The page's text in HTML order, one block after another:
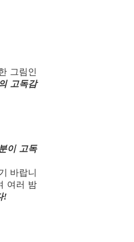
그림인
고독감
이 고독
바랍니
여러 밤
!